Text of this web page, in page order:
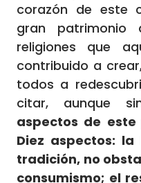
corazón de este
gran patrimonio
religiones que
contribuido a
todos a
citar, aunque
aspectos de este
Diez aspectos: la
tradición, no
consumismo; el